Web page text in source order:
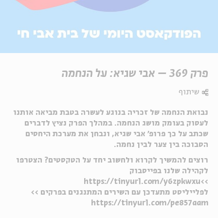
פרק 369 – אבי שגיא: על הנחמה
נבואת הנחמה של זכריה בנוגע לעשרה בטבת מביאה אותנו
לעסוק בעומק מושג הנחמה. במהלך הפרק נציץ לדברים
שכתב על כך פרופ' אבי שגיא, ונבחן את מערכת היחסים
הסבוכה בין צער לבין נחמה.
רוצים להמשיך לקרוא ולחשוב יחד על הטקסטים? הצטרפו
לקהילה שלנו בפייסבוק
>>https://tinyurl.com/y6zpkwxu
לפלייליסט מתעדכן עם השירים המתנגנים בפרקים >>
https://tinyurl.com/pe857aam
שיתוף